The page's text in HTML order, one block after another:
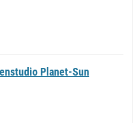
Planet-Sun